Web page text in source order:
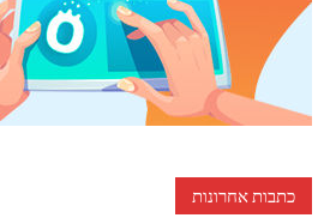
כתבות אחרונות